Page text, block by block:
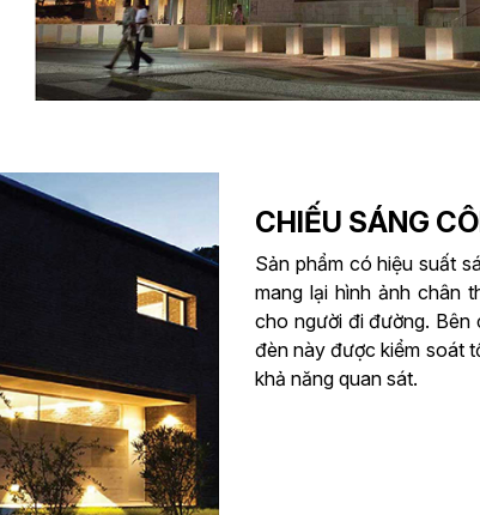
CHIẾU SÁNG
Sản phẩm có hiệu suất
mang lại hình ảnh chân
cho người đi đường. Bên
đèn này được kiểm soát
khả năng quan sát.